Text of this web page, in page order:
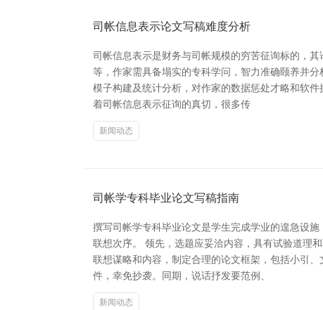
司帐信息表示论文写稿难度分析
司帐信息表示是财务与司帐规模的穷苦征询标的，
等，作家需具备塌实的专科学问，智力准确颐养并
模子构建及统计分析，对作家的数据惩处才略和软
着司帐信息表示征询的真切，很多传
新闻动态
司帐学专科毕业论文写稿指南
撰写司帐学专科毕业论文是学生完成学业的遑急设
联想次序。 领先，选题应妥洽内容，具有试验道理
联想谋略和内容，制定合理的论文框架，包括小引
件，幸免抄袭。同期，说话抒发要范例、
新闻动态